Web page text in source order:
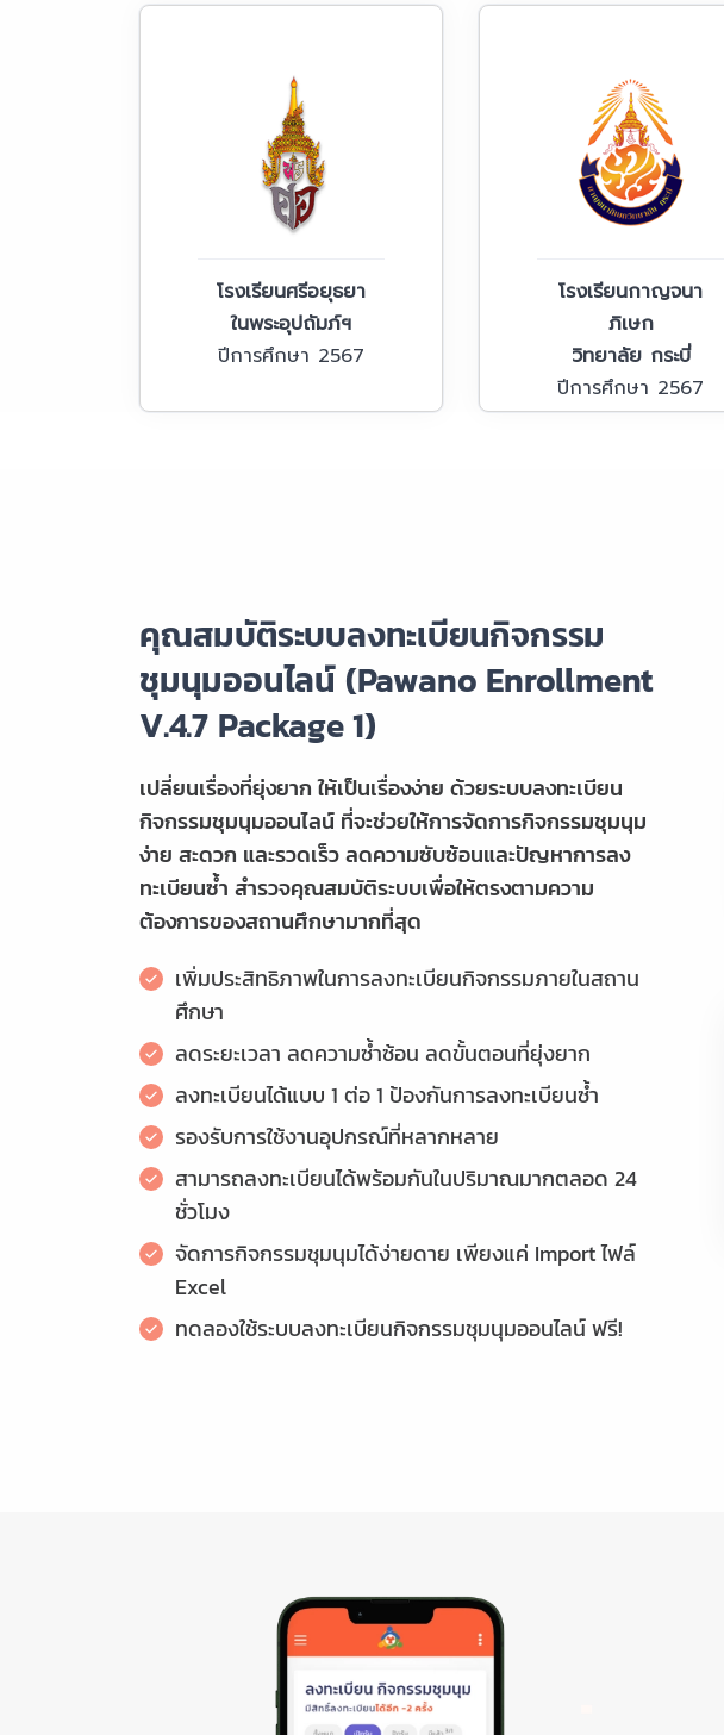
โรงเรียนศรีอยุธยา
ในพระอุปถัมภ์ฯ
ปีการศึกษา 2567
โรงเรียนกาญจนา
ภิเษก
วิทยาลัย กระบี่
ปีการศึกษา 2567
คุณสมบัติระบบลงทะเบียนกิจกรรม
ชุมนุมออนไลน์ (Pawano Enrollment
V.4.7 Package 1)
เปลี่ยนเรื่องที่ยุ่งยาก ให้เป็นเรื่องง่าย ด้วยระบบลงทะเบียน
กิจกรรมชุมนุมออนไลน์ ที่จะช่วยให้การจัดการกิจกรรมชุมนุม
ง่าย สะดวก และรวดเร็ว ลดความซับซ้อนและปัญหาการลง
ทะเบียนซ้ำ สำรวจคุณสมบัติระบบเพื่อให้ตรงตามความ
ต้องการของสถานศึกษามากที่สุด
เพิ่มประสิทธิภาพในการลงทะเบียนกิจกรรมภายในสถาน
ศึกษา
ลดระยะเวลา ลดความซ้ำซ้อน ลดขั้นตอนที่ยุ่งยาก
ลงทะเบียนได้แบบ 1 ต่อ 1 ป้องกันการลงทะเบียนซ้ำ
รองรับการใช้งานอุปกรณ์ที่หลากหลาย
สามารถลงทะเบียนได้พร้อมกันในปริมาณมากตลอด 24
ชั่วโมง
จัดการกิจกรรมชุมนุมได้ง่ายดาย เพียงแค่ Import ไฟล์
Excel
ทดลองใช้ระบบลงทะเบียนกิจกรรมชุมนุมออนไลน์ ฟรี!